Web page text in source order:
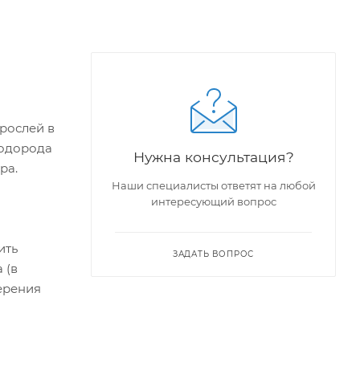
в
(в
Нужна консультация?
Наши специалисты ответят на любой
интересующий вопрос
ЗАДАТЬ ВОПРОС